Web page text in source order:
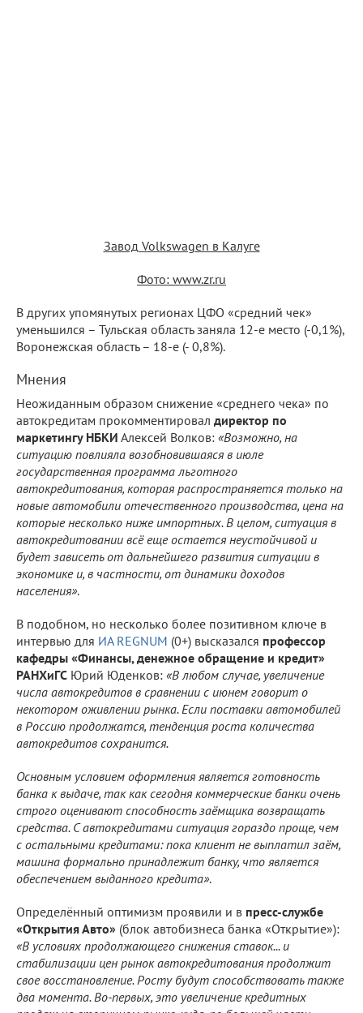
Завод Volkswagen в Калуге
Фото: www.zr.ru
В других упомянутых регионах ЦФО «средний чек»
уменьшился – Тульская область заняла 12-е место (-0,1%),
Воронежская область – 18-е (- 0,8%).
Мнения
Неожиданным образом снижение «среднего чека» по
автокредитам прокомментировал директор по
маркетингу НБКИ Алексей Волков: «Возможно, на
ситуацию повлияла возобновившаяся в июле
государственная программа льготного
автокредитования, которая распространяется только на
новые автомобили отечественного производства, цена на
которые несколько ниже импортных. В целом, ситуация в
автокредитовании всё еще остается неустойчивой и
будет зависеть от дальнейшего развития ситуации в
экономике и, в частности, от динамики доходов
населения».
В подобном, но несколько более позитивном ключе в
интервью для ИА REGNUM (0+) высказался профессор
кафедры «Финансы, денежное обращение и кредит»
РАНХиГС Юрий Юденков: «В любом случае, увеличение
числа автокредитов в сравнении с июнем говорит о
некотором оживлении рынка. Если поставки автомобилей
в Россию продолжатся, тенденция роста количества
автокредитов сохранится.
Основным условием оформления является готовность
банка к выдаче, так как сегодня коммерческие банки очень
строго оценивают способность заёмщика возвращать
средства. С автокредитами ситуация гораздо проще, чем
с остальными кредитами: пока клиент не выплатил заём,
машина формально принадлежит банку, что является
обеспечением выданного кредита».
Определённый оптимизм проявили и в пресс-службе
«Открытия Авто» (блок автобизнеса банка «Открытие»):
«В условиях продолжающего снижения ставок... и
стабилизации цен рынок автокредитования продолжит
свое восстановление. Росту будут способствовать также
два момента. Во-первых, это увеличение кредитных